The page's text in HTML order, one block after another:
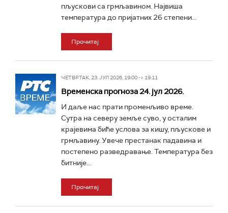
пљускови са грмљавином. Највиша
температура до пријатних 26 степени...
Прочитај
ЧЕТВРТАК, 23. ЈУЛ 2026, 19:00 -> 19:11
Временска прогноза 24. јул 2026.
И даље нас прати променљиво време.
Сутра на северу земље суво, у осталим
крајевима биће услова за кишу, пљускове и
грмљавину. Увече престанак падавина и
постепено разведравање. Температура без
битније...
Прочитај